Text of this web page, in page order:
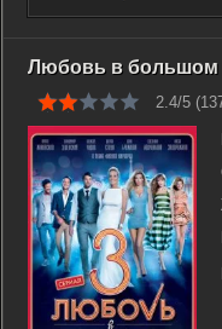
имена которых давно у
Любовь в большом
2.4/5 (